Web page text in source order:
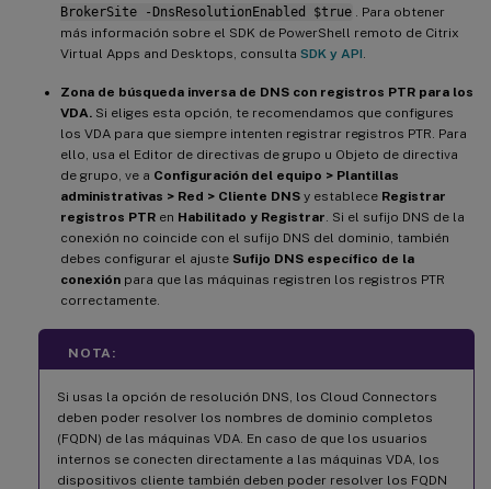
BrokerSite -DnsResolutionEnabled $true
. Para obtener
más información sobre el SDK de PowerShell remoto de Citrix
Virtual Apps and Desktops, consulta SDK y API
Zona de búsqueda inversa de DNS con registros PTR para los
VDA. Si eliges esta opción, te recomendamos que configures
los VDA para que siempre intenten registrar registros PTR. Para
ello, usa el Editor de directivas de grupo u Objeto de directiva
de grupo, ve a Configuración del equipo > Plantillas
administrativas > Red > Cliente DNS y establece Registrar
registros PTR en Habilitado y Registrar . Si el sufijo DNS de la
conexión no coincide con el sufijo DNS del dominio, también
debes configurar el ajuste Sufijo DNS específico de la
conexión para que las máquinas registren los registros PTR
correctamente.
NOTA:
Si usas la opción de resolución DNS, los Cloud Connectors
deben poder resolver los nombres de dominio completos
(FQDN) de las máquinas VDA. En caso de que los usuarios
internos se conecten directamente a las máquinas VDA, los
dispositivos cliente también deben poder resolver los FQDN